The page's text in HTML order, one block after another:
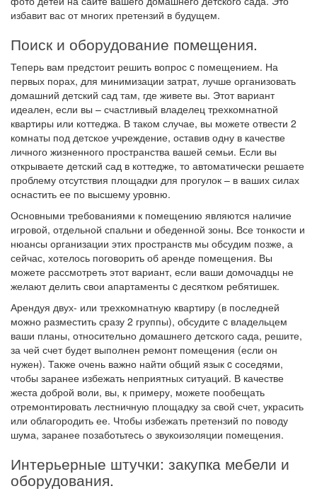
избавит вас от многих претензий в будущем.
Поиск и оборудование помещения.
Теперь вам предстоит решить вопрос c помещением. На
первых порах, для минимизации затрат, лучше организовать
домашний детский сад там, где живете вы. Этот вариант
идеален, если вы – счастливый владелец трехкомнатной
квартиры или коттеджа. В таком случае, вы можете отвести 2
комнаты под детское учреждение, оставив одну в качестве
личного жизненного пространства вашей семьи. Если вы
открываете детский сад в коттедже, то автоматически решаете
проблему отсутствия площадки для прогулок – в ваших силах
оснастить ее по высшему уровню.
Основными требованиями к помещению являются наличие
игровой, отдельной спальни и обеденной зоны. Все тонкости и
нюансы организации этих пространств мы обсудим позже, а
сейчас, хотелось поговорить об аренде помещения. Вы
можете рассмотреть этот вариант, если ваши домочадцы не
желают делить свои апартаменты c десятком ребятишек.
Арендуя двух- или трехкомнатную квартиру (в последней
можно разместить сразу 2 группы), обсудите c владельцем
ваши планы, относительно домашнего детского сада, решите,
за чей счет будет выполнен ремонт помещения (если он
нужен). Также очень важно найти общий язык c соседями,
чтобы заранее избежать неприятных ситуаций. В качестве
жеста доброй воли, вы, к примеру, можете пообещать
отремонтировать лестничную площадку за свой счет, украсить
или облагородить ее. Чтобы избежать претензий по поводу
шума, заранее позаботьтесь о звукоизоляции помещения.
Интерьерные штучки: закупка мебели и
оборудования.